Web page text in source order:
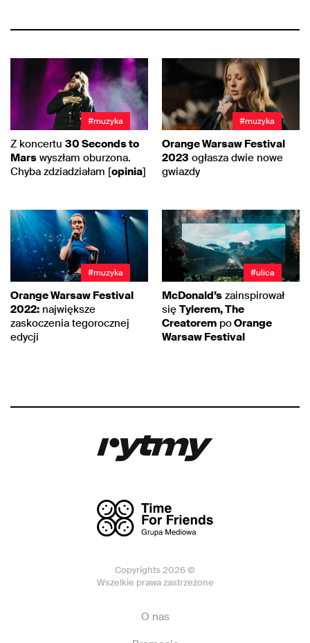
#muzyka
Z koncertu 30 Seconds to
Mars wyszłam oburzona.
Chyba zdziadziałam [opinia]
#muzyka
Orange Warsaw Festival
2023 ogłasza dwie nowe
gwiazdy
#muzyka
Orange Warsaw Festival
2022: największe
zaskoczenia tegorocznej
edycji
#ulica
McDonald’s zainspirował
się Tylerem, The
Creatorem poOrange
Warsaw Festival
Copyrights 2026 ©
Wszelkie prawa zastrzeżone
O nas